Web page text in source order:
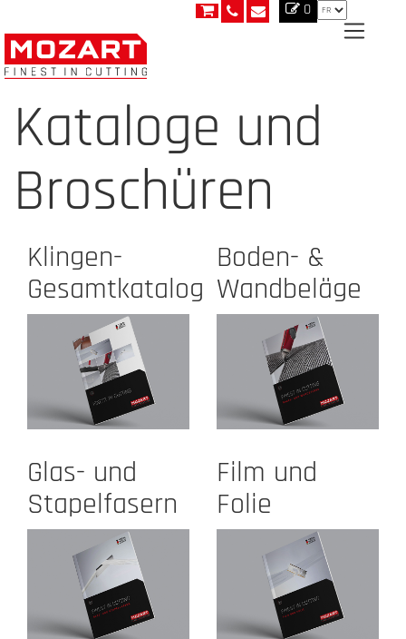
0
Kataloge und
Broschüren
Klingen-
Gesamtkatalog
Boden- &
Wandbeläge
Glas- und
Stapelfasern
Film und
Folie